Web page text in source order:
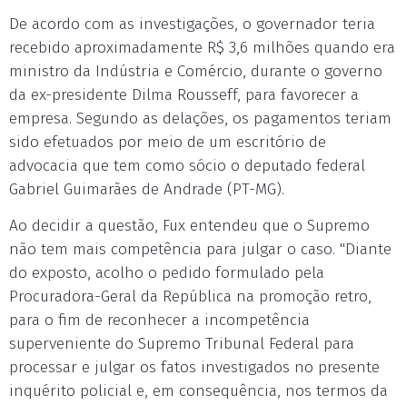
De acordo com as investigações, o governador teria
recebido aproximadamente R$ 3,6 milhões quando era
ministro da Indústria e Comércio, durante o governo
da ex-presidente Dilma Rousseff, para favorecer a
empresa. Segundo as delações, os pagamentos teriam
sido efetuados por meio de um escritório de
advocacia que tem como sócio o deputado federal
Gabriel Guimarães de Andrade (PT-MG).
Ao decidir a questão, Fux entendeu que o Supremo
não tem mais competência para julgar o caso. "Diante
do exposto, acolho o pedido formulado pela
Procuradora-Geral da República na promoção retro,
para o fim de reconhecer a incompetência
superveniente do Supremo Tribunal Federal para
processar e julgar os fatos investigados no presente
inquérito policial e, em consequência, nos termos da